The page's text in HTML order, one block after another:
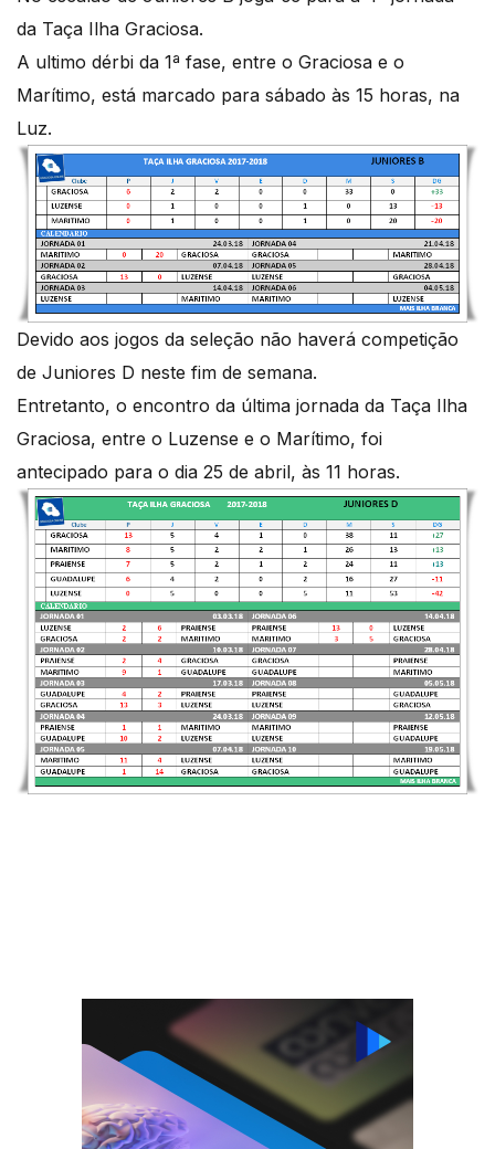
da Taça Ilha Graciosa.
A ultimo dérbi da 1ª fase, entre o Graciosa e o
Marítimo, está marcado para sábado às 15 horas, na
Luz.
Devido aos jogos da seleção não haverá competição
de Juniores D neste fim de semana.
Entretanto, o encontro da última jornada da Taça Ilha
Graciosa, entre o Luzense e o Marítimo, foi
antecipado para o dia 25 de abril, às 11 horas.